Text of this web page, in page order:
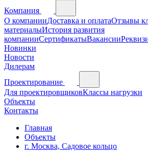
Компания
О компанииДоставка и оплатаОтзывы
материалыИстория развития
компанииСертификатыВакансии
Новинки
Новости
Дилерам
Проектирование
Для проектировщиковКлассы нагрузки
Объекты
Контакты
Главная
Объекты
г. Москва, Садовое кольцо